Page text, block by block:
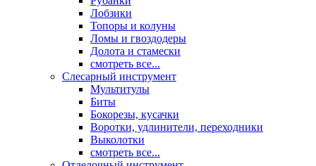
Лобзики
Топоры и колуны
Ломы и гвоздодеры
Долота и стамески
смотреть все...
Слесарный инструмент
Мультитулы
Биты
Бокорезы, кусачки
Воротки, удлинители, переходники
Выколотки
смотреть все...